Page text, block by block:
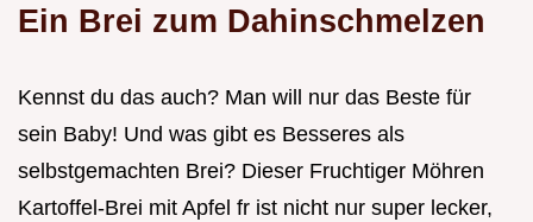
Ein Brei zum Dahinschmelzen
Kennst du das auch? Man will nur das Beste für
sein Baby! Und was gibt es Besseres als
selbstgemachten Brei? Dieser Fruchtiger Möhren
Kartoffel-Brei mit Apfel fr ist nicht nur super lecker,